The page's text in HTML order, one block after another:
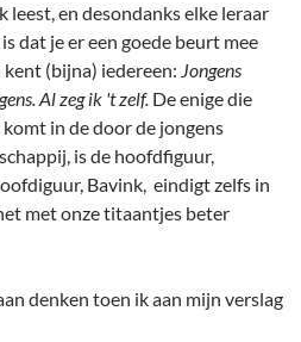
leest, en desondanks elke leraar
dat je er een goede beurt mee
(bijna) iedereen: Jongens
Al zeg ik 't zelf. De enige die
in de door de jongens
is de hoofdfiguur,
Bavink, eindigt zelfs in
met onze titaantjes beter
denken toen ik aan mijn verslag